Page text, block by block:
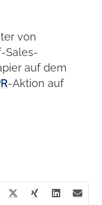
von
Sales-
auf dem
-Aktion auf